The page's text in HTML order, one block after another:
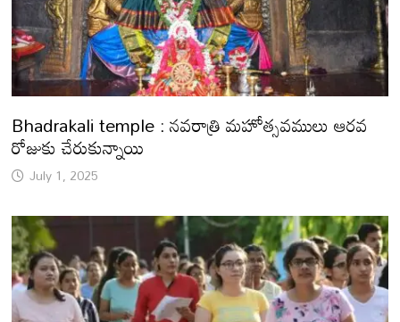
Bhadrakali temple : నవరాత్రి మహోత్సవములు ఆరవ
రోజుకు చేరుకున్నాయి
July 1, 2025